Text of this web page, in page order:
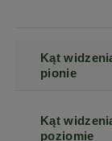
Kąt
pionie
Kąt
poziomie